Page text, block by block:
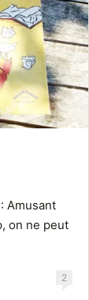
Amusant
on ne peut
2